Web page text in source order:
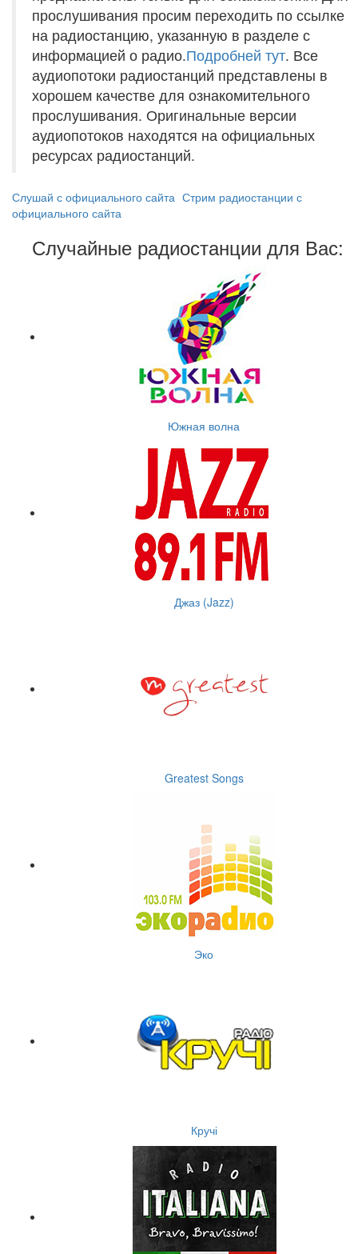
прослушивания просим переходить по ссылке
на радиостанцию, указанную в разделе с
информацией о радио.Подробней тут. Все
аудиопотоки радиостанций представлены в
хорошем качестве для ознакомительного
прослушивания. Оригинальные версии
аудиопотоков находятся на официальных
ресурсах радиостанций.
Слушай с официального сайта Стрим радиостанции с
официального сайта
Случайные радиостанции для Вас:
Южная волна
Джаз (Jazz)
Greatest Songs
Эко
Кручі